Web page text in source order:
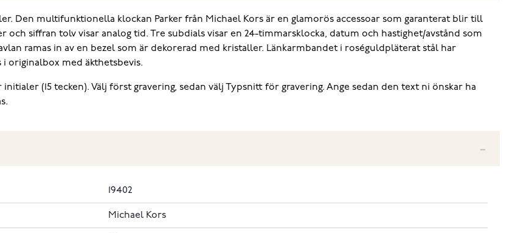
Den multifunktionella klockan Parker från Michael Kors är en glamorös accessoar som garanterat blir till
siffran tolv visar analog tid. Tre subdials visar en 24-timmarsklocka, datum och hastighet/avstånd som
ramas in av en bezel som är dekorerad med kristaller. Länkarmbandet i roséguldpläterat stål har
i originalbox med äkthetsbevis.
(15 tecken). Välj först gravering, sedan välj Typsnitt för gravering. Ange sedan den text ni önskar ha
19402
Michael Kors